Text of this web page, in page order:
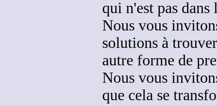
qui n'est pas
Nous vous
solutions à
autre forme de
Nous vous
que cela se